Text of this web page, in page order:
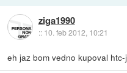
ziga1990
:: 10. feb 2012, 10:21
eh jaz bom vedno kupoval htc-